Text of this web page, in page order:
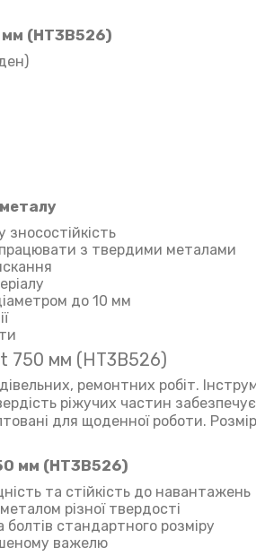
(HT3B526)
зносостійкість
працювати з твердими металами
до 10 мм
750 мм (HT3B526)
ремонтних робіт.
ріжучих частин
для щоденної роботи.
мм (HT3B526)
та стійкість до навантажень
різної твердості
стандартного розміру
важелю